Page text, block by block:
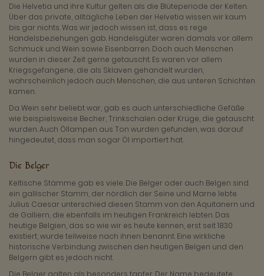
Die Helvetia und ihre Kultur gelten als die Blüteperiode der Kelten.
Über das private, alltägliche Leben der Helvetia wissen wir kaum
bis gar nichts. Was wir jedoch wissen ist, dass es rege
Handelsbeziehungen gab. Handelsgüter waren damals vor allem
Schmuck und Wein sowie Eisenbarren. Doch auch Menschen
wurden in dieser Zeit gerne getauscht. Es waren vor allem
Kriegsgefangene, die als Sklaven gehandelt wurden,
wahrscheinlich jedoch auch Menschen, die aus unteren Schichten
kamen.
Da Wein sehr beliebt war, gab es auch unterschiedliche Gefäße
wie beispielsweise Becher, Trinkschalen oder Krüge, die getauscht
wurden. Auch Öllampen aus Ton wurden gefunden, was darauf
hingedeutet, dass man sogar Öl importiert hat.
Die Belger
Keltische Stämme gab es viele. Die Belger oder auch Belgen sind
ein gallischer Stamm, der nördlich der Seine und Marne lebte.
Julius Caesar unterschied diesen Stamm von den Aquitanern und
de Galliern, die ebenfalls im heutigen Frankreich lebten. Das
heutige Belgien, das so wie wir es heute kennen, erst seit 1830
existiert, wurde teilweise nach ihnen benannt. Eine wirkliche
historische Verbindung zwischen den heutigen Belgen und den
Belgern gibt es jedoch nicht.
Die Belger galten als besonders tapfer. Der Name bedeutete